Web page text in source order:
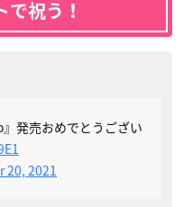
で祝う！
発売おめでとうござい
20, 2021